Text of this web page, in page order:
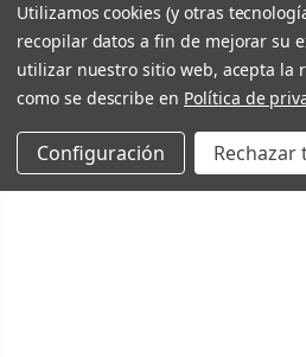
Utilizamos cookies (y otras
recopilar datos a fin de mejorar su
utilizar nuestro sitio web, acepta la
como se describe en Política de
Configuración Rechazar